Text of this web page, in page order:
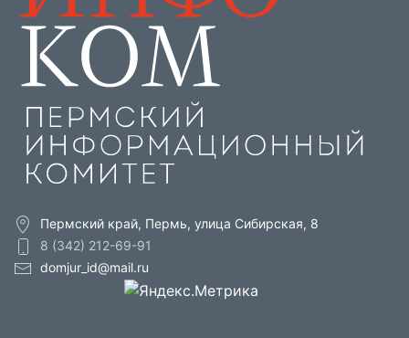
Пермский край, Пермь, улица Сибирская, 8
8 (342) 212-69-91
domjur_id@mail.ru